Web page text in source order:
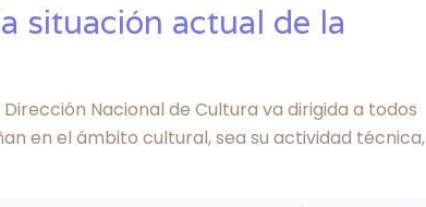
situación actual de la
Nacional de Cultura va dirigida a todos
en el ámbito cultural, sea su actividad técnica,